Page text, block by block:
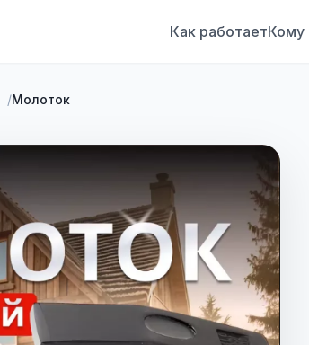
Как работаетКому
Молоток